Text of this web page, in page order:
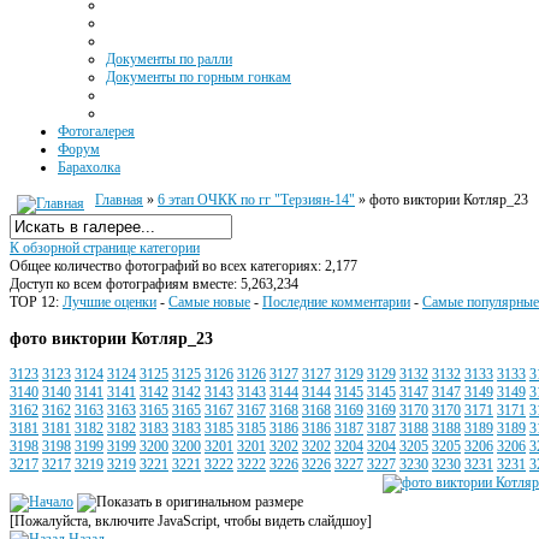
Документы по ралли
Документы по горным гонкам
Фотогалерея
Форум
Барахолка
Главная » 6 этап ОЧКК по гг "Терзиян-14" » фото виктории Котляр_23
К обзорной странице категории
Общее количество фотографий во всех категориях: 2,177
Доступ ко всем фотографиям вместе: 5,263,234
TOP 12: Лучшие оценки - Самые новые - Последние комментарии - Самые популярные
фото виктории Котляр_23
3123 3123 3124 3124 3125 3125 3126 3126 3127 3127 3129 3129 3132 3132 3133 3133
3140 3140 3141 3141 3142 3142 3143 3143 3144 3144 3145 3145 3147 3147 3149 3149
3162 3162 3163 3163 3165 3165 3167 3167 3168 3168 3169 3169 3170 3170 3171 3171
3181 3181 3182 3182 3183 3183 3185 3185 3186 3186 3187 3187 3188 3188 3189 3189
3198 3198 3199 3199 3200 3200 3201 3201 3202 3202 3204 3204 3205 3205 3206 3206
3217 3217 3219 3219 3221 3221 3222 3222 3226 3226 3227 3227 3230 3230 3231 3231
[Пожалуйста, включите JavaScript, чтобы видеть слайдшоу]